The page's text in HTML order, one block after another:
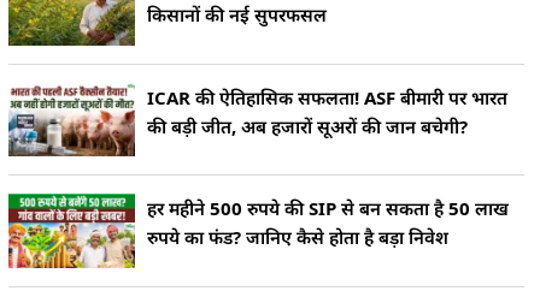
किसानों की नई सुपरफसल
ICAR की ऐतिहासिक सफलता! ASF बीमारी पर भारत
की बड़ी जीत, अब हजारों सूअरों की जान बचेगी?
हर महीने 500 रुपये की SIP से बन सकता है 50 लाख
रुपये का फंड? जानिए कैसे होता है बड़ा निवेश